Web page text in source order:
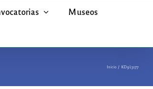
Museos
Inicio KD9L3177